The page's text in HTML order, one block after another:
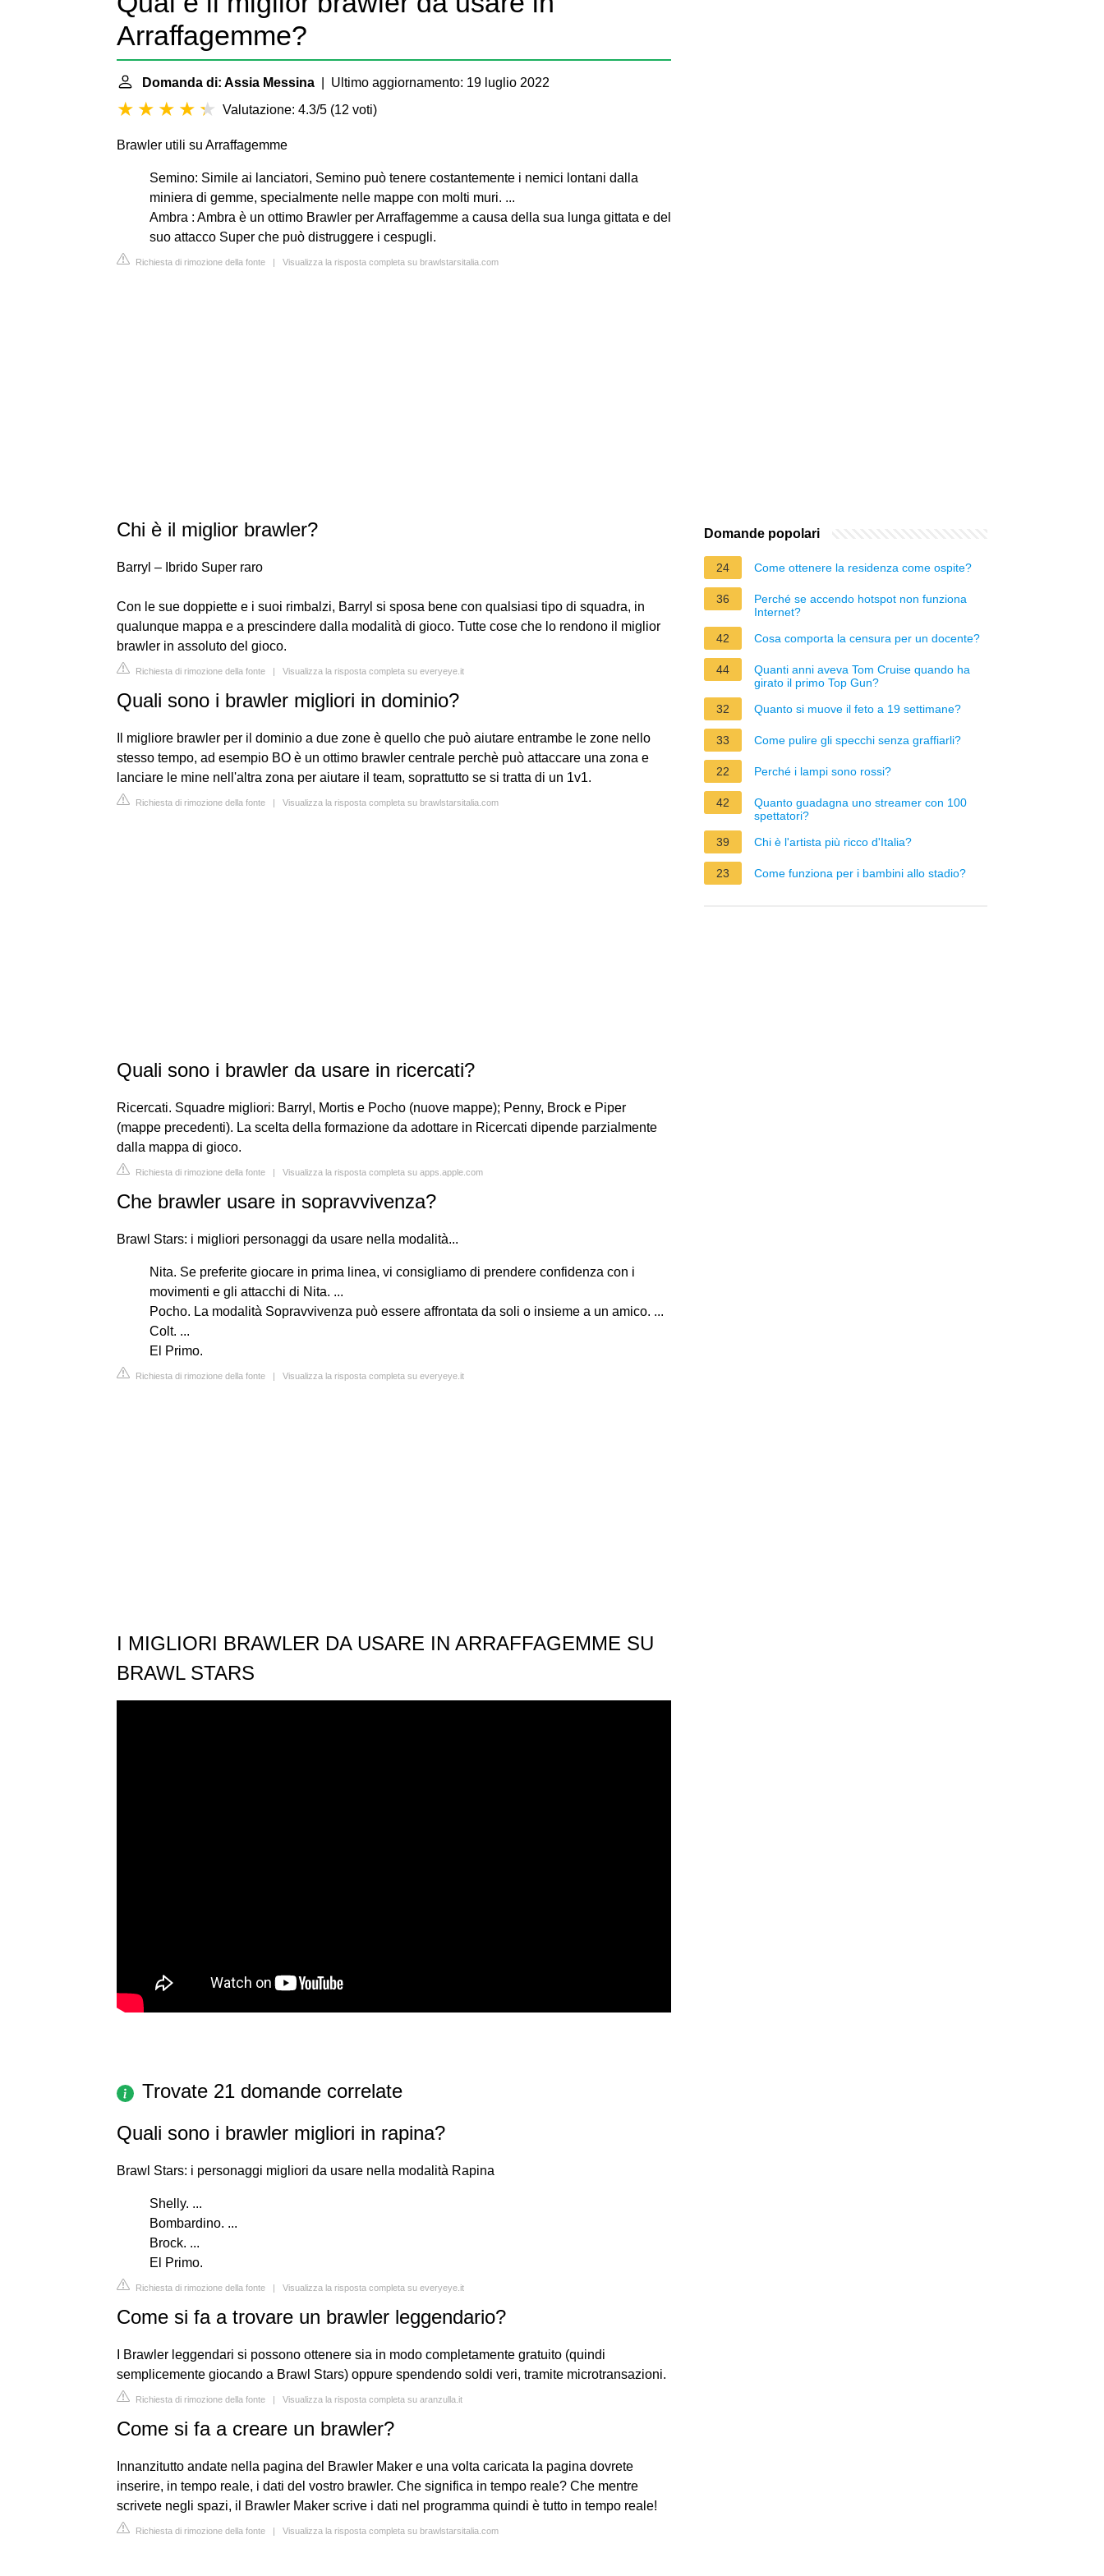
Arraffagemme?
Domanda di: Assia Messina | Ultimo aggiornamento: 19 luglio 2022
Valutazione: 4.3/5 (12 voti)
Brawler utili su Arraffagemme
Semino: Simile ai lanciatori, Semino può tenere costantemente i nemici lontani dalla
miniera di gemme, specialmente nelle mappe con molti muri. ...
Ambra : Ambra è un ottimo Brawler per Arraffagemme a causa della sua lunga gittata e del
suo attacco Super che può distruggere i cespugli.
Richiesta di rimozione della fonte | Visualizza la risposta completa su brawlstarsitalia.com
Chi è il miglior brawler?
Barryl – Ibrido Super raro
Con le sue doppiette e i suoi rimbalzi, Barryl si sposa bene con qualsiasi tipo di squadra, in
qualunque mappa e a prescindere dalla modalità di gioco. Tutte cose che lo rendono il miglior
brawler in assoluto del gioco.
Richiesta di rimozione della fonte | Visualizza la risposta completa su everyeye.it
Quali sono i brawler migliori in dominio?
Il migliore brawler per il dominio a due zone è quello che può aiutare entrambe le zone nello
stesso tempo, ad esempio BO è un ottimo brawler centrale perchè può attaccare una zona e
lanciare le mine nell'altra zona per aiutare il team, soprattutto se si tratta di un 1v1.
Richiesta di rimozione della fonte | Visualizza la risposta completa su brawlstarsitalia.com
Quali sono i brawler da usare in ricercati?
Ricercati. Squadre migliori: Barryl, Mortis e Pocho (nuove mappe); Penny, Brock e Piper
(mappe precedenti). La scelta della formazione da adottare in Ricercati dipende parzialmente
dalla mappa di gioco.
Richiesta di rimozione della fonte | Visualizza la risposta completa su apps.apple.com
Che brawler usare in sopravvivenza?
Brawl Stars: i migliori personaggi da usare nella modalità...
Nita. Se preferite giocare in prima linea, vi consigliamo di prendere confidenza con i
movimenti e gli attacchi di Nita. ...
Pocho. La modalità Sopravvivenza può essere affrontata da soli o insieme a un amico. ...
Colt. ...
El Primo.
Richiesta di rimozione della fonte | Visualizza la risposta completa su everyeye.it
I MIGLIORI BRAWLER DA USARE IN ARRAFFAGEMME SU
BRAWL STARS
Trovate 21 domande correlate
Quali sono i brawler migliori in rapina?
Brawl Stars: i personaggi migliori da usare nella modalità Rapina
Shelly. ...
Bombardino. ...
Brock. ...
El Primo.
Richiesta di rimozione della fonte | Visualizza la risposta completa su everyeye.it
Come si fa a trovare un brawler leggendario?
I Brawler leggendari si possono ottenere sia in modo completamente gratuito (quindi
semplicemente giocando a Brawl Stars) oppure spendendo soldi veri, tramite microtransazioni.
Richiesta di rimozione della fonte | Visualizza la risposta completa su aranzulla.it
Come si fa a creare un brawler?
Innanzitutto andate nella pagina del Brawler Maker e una volta caricata la pagina dovrete
inserire, in tempo reale, i dati del vostro brawler. Che significa in tempo reale? Che mentre
scrivete negli spazi, il Brawler Maker scrive i dati nel programma quindi è tutto in tempo reale!
Richiesta di rimozione della fonte | Visualizza la risposta completa su brawlstarsitalia.com
Domande popolari
24 Come ottenere la residenza come ospite?
36
Perché se accendo hotspot non funziona
Internet?
42
Cosa comporta la censura per un docente?
44
Quanti anni aveva Tom Cruise quando ha
girato il primo Top Gun?
32
Quanto si muove il feto a 19 settimane?
33 Come pulire gli specchi senza graffiarli?
22 Perché i lampi sono rossi?
42
Quanto guadagna uno streamer con 100
spettatori?
39
Chi è l'artista più ricco d'Italia?
23 Come funziona per i bambini allo stadio?